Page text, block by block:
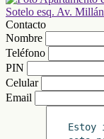
Contacto
Nombre
Teléfono
PIN
Celular
Email